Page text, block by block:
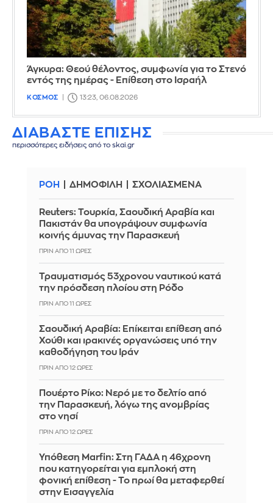
Άγκυρα: Θεού θέλοντος, συμφωνία για το Στενό
εντός της ημέρας - Επίθεση στο Ισραήλ
ΚΟΣΜΟΣ 13:23, 06.08.2026
ΔΙΑΒΑΣΤΕ ΕΠΙΣΗΣ
περισσότερες ειδήσεις από το skai.gr
ΡΟΗ ΔΗΜΟΦΙΛΗ ΣΧΟΛΙΑΣΜΕΝΑ
Reuters: Τουρκία, Σαουδική Αραβία και
Πακιστάν θα υπογράψουν συμφωνία
κοινής άμυνας την Παρασκευή
ΠΡΙΝ ΑΠΌ 11 ΏΡΕΣ
Τραυματισμός 53χρονου ναυτικού κατά
την πρόσδεση πλοίου στη Ρόδο
ΠΡΙΝ ΑΠΌ 11 ΏΡΕΣ
Σαουδική Αραβία: Επίκειται επίθεση από
Χούθι και ιρακινές οργανώσεις υπό την
καθοδήγηση του Ιράν
ΠΡΙΝ ΑΠΌ 12 ΏΡΕΣ
Πουέρτο Ρίκο: Νερό με το δελτίο από
την Παρασκευή, λόγω της ανομβρίας
στο νησί
ΠΡΙΝ ΑΠΌ 12 ΏΡΕΣ
Υπόθεση Marfin: Στη ΓΑΔΑ η 46χρονη
που κατηγορείται για εμπλοκή στη
φονική επίθεση - Το πρωί θα μεταφερθεί
στην Εισαγγελία